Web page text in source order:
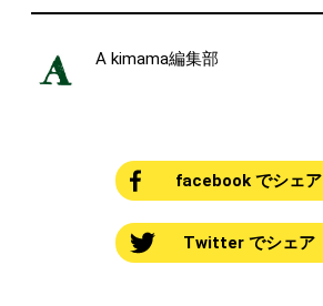
A kimama編集部
facebook でシェア
Twitter でシェア